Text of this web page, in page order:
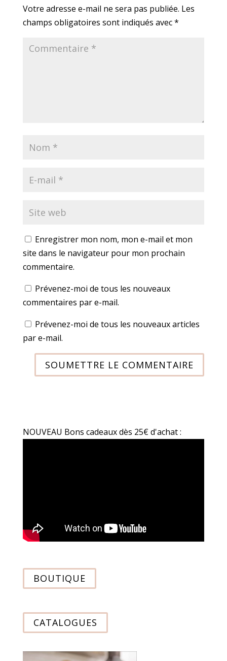
Votre adresse e-mail ne sera pas publiée. Les
champs obligatoires sont indiqués avec*
Enregistrer mon nom, mon e-mail et mon
site dans le navigateur pour mon prochain
commentaire.
Prévenez-moi de tous les nouveaux
commentaires par e-mail.
Prévenez-moi de tous les nouveaux articles
par e-mail.
SOUMETTRE LE COMMENTAIRE
NOUVEAU Bons cadeaux dès 25€ d'achat :
BOUTIQUE
CATALOGUES